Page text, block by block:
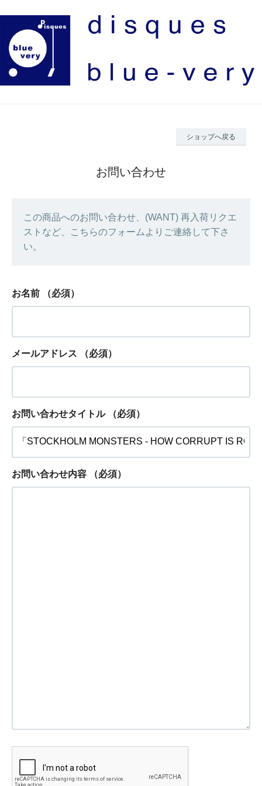
ショップへ戻る
お問い合わせ
この商品へのお問い合わせ、(WANT) 再入荷リクエ
ストなど、こちらのフォームよりご連絡して下さ
い。
お名前 （必須）
メールアドレス （必須）
お問い合わせタイトル （必須）
お問い合わせ内容 （必須）